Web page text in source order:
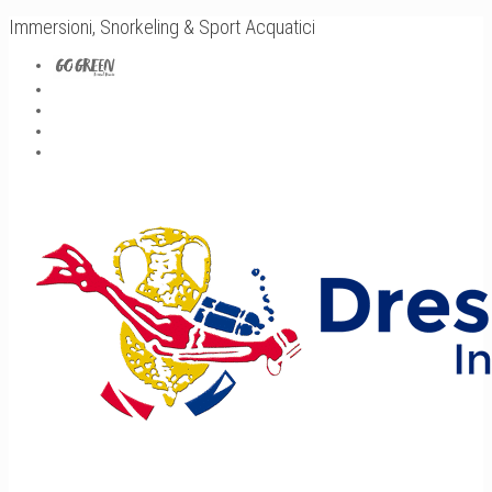
Immersioni, Snorkeling & Sport Acquatici